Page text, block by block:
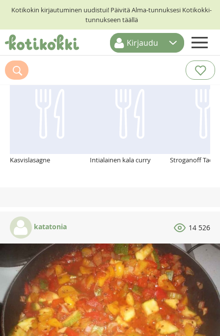
Kotikokin kirjautuminen uudistui! Päivitä Alma-tunnuksesi Kotikokki-
tunnukseen täällä
ETUSIVU
RESEPTIHAKU
Kirjaudu
Suosittelemme myös
Kasvislasagne Intialainen kala curry Stroganoff Tacot
katatonia 14 526